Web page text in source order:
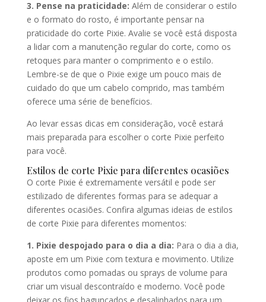
3. Pense na praticidade: Além de considerar o estilo
e o formato do rosto, é importante pensar na
praticidade do corte Pixie. Avalie se você está disposta
a lidar com a manutenção regular do corte, como os
retoques para manter o comprimento e o estilo.
Lembre-se de que o Pixie exige um pouco mais de
cuidado do que um cabelo comprido, mas também
oferece uma série de benefícios.
Ao levar essas dicas em consideração, você estará
mais preparada para escolher o corte Pixie perfeito
para você.
Estilos de corte Pixie para diferentes ocasiões
O corte Pixie é extremamente versátil e pode ser
estilizado de diferentes formas para se adequar a
diferentes ocasiões. Confira algumas ideias de estilos
de corte Pixie para diferentes momentos:
1. Pixie despojado para o dia a dia: Para o dia a dia,
aposte em um Pixie com textura e movimento. Utilize
produtos como pomadas ou sprays de volume para
criar um visual descontraído e moderno. Você pode